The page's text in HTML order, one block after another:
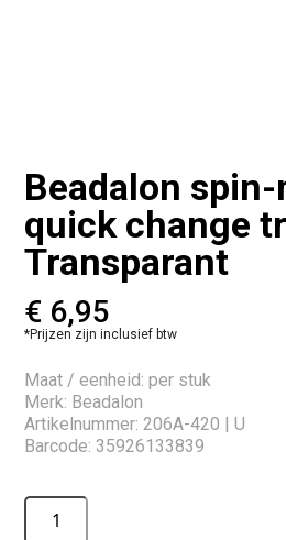
Beadalon spin-
quick change
Transparant
€ 6,95
*Prijzen zijn inclusief btw
Maat / eenheid: per stuk
Merk: Beadalon
Artikelnummer: 206A-420 | U
Barcode: 35926133839